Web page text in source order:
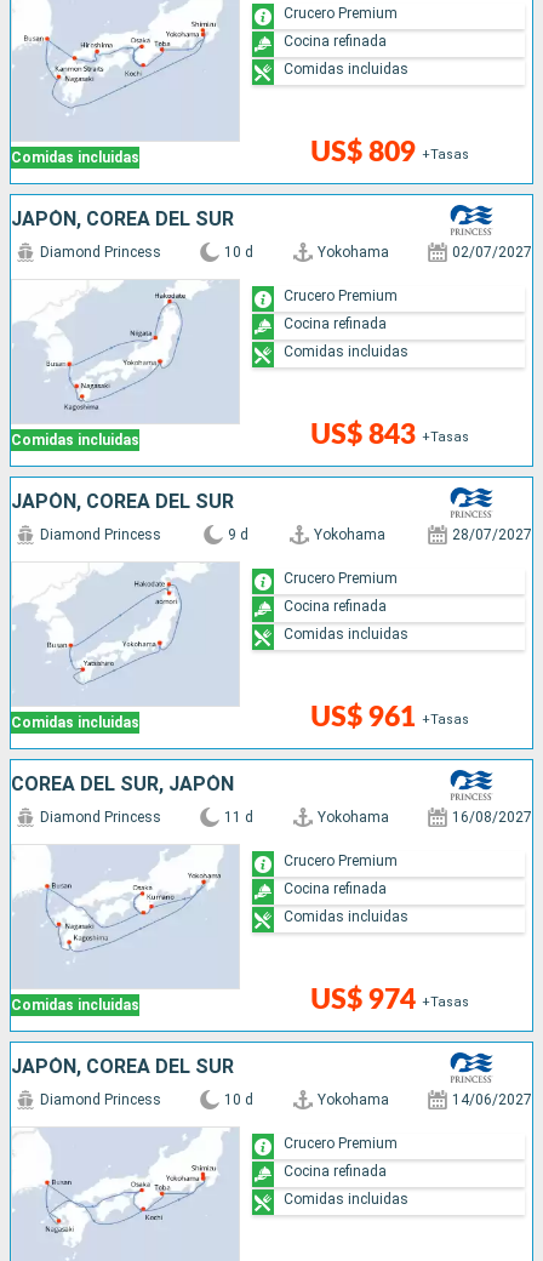
metrópolis a bordo de Diamond Princess! ¡Cruceros.com es
su marca amiga que se encarga de cada detalle de su
reserva!
los cruceros
Comidas incluidas US$ 809 +Tasas
Crucero Premium
Cocina refinada
Comidas incluidas
JAPÓN, COREA DEL SUR
Comidas incluidas
Diamond Princess 10 d Yokohama 02/07/2027
US$ 843 +Tasas
Crucero Premium
Cocina refinada
Comidas incluidas
JAPÓN, COREA DEL SUR
Comidas incluidas
Diamond Princess 9 d Yokohama 28/07/2027
US$ 961 +Tasas
Crucero Premium
Cocina refinada
Comidas incluidas
COREA DEL SUR, JAPÓN
Comidas incluidas
Diamond Princess 11 d Yokohama 16/08/2027
US$ 974 +Tasas
Crucero Premium
Cocina refinada
Comidas incluidas
JAPÓN, COREA DEL SUR
Diamond Princess 10 d Yokohama 14/06/2027
Crucero Premium
Cocina refinada
Comidas incluidas